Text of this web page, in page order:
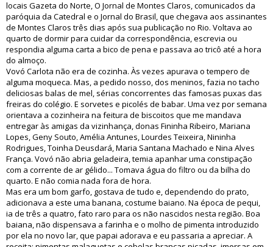
locais Gazeta do Norte, O Jornal de Montes Claros, comunicados da
paróquia da Catedral e o Jornal do Brasil, que chegava aos assinantes
de Montes Claros três dias após sua publicação no Rio. Voltava ao
quarto de dormir para cuidar da correspondência, escrevia ou
respondia alguma carta a bico de pena e passava ao tricô até a hora
do almoço.
Vovó Carlota não era de cozinha. Às vezes apurava o tempero de
alguma moqueca. Mas, a pedido nosso, dos meninos, fazia no tacho
deliciosas balas de mel, sérias concorrentes das famosas puxas das
freiras do colégio. E sorvetes e picolés de babar. Uma vez por semana
orientava a cozinheira na feitura de biscoitos que me mandava
entregar às amigas da vizinhança, donas Fininha Ribeiro, Mariana
Lopes, Geny Souto, Amélia Antunes, Lourdes Teixeira, Nininha
Rodrigues, Toinha Deusdará, Maria Santana Machado e Nina Alves
França. Vovó não abria geladeira, temia apanhar uma constipação
com a corrente de ar gélido... Tomava água do filtro ou da bilha do
quarto. E não comia nada fora de hora.
Mas era um bom garfo, gostava de tudo e, dependendo do prato,
adicionava a este uma banana, costume baiano. Na época de pequi,
ia de três a quatro, fato raro para os não nascidos nesta região. Boa
baiana, não dispensava a farinha e o molho de pimenta introduzido
por ela no novo lar, que papai adorava e eu passaria a apreciar. A